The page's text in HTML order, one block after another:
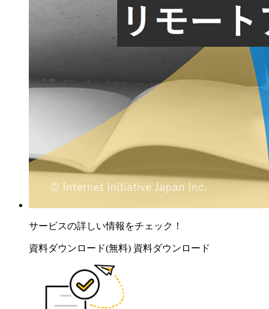
サービスの詳しい情報をチェック！
資料ダウンロード(無料) 資料ダウンロード